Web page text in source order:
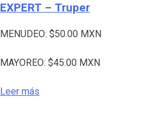
EXPERT – Truper
MENUDEO: $50.00 MXN
MAYOREO: $45.00 MXN
Leer más